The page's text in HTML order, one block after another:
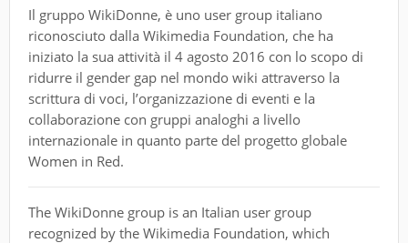
Il gruppo WikiDonne, è uno user group italiano
riconosciuto dalla Wikimedia Foundation, che ha
iniziato la sua attività il 4 agosto 2016 con lo scopo di
ridurre il gender gap nel mondo wiki attraverso la
scrittura di voci, l’organizzazione di eventi e la
collaborazione con gruppi analoghi a livello
internazionale in quanto parte del progetto globale
Women in Red.
The WikiDonne group is an Italian user group
recognized by the Wikimedia Foundation, which